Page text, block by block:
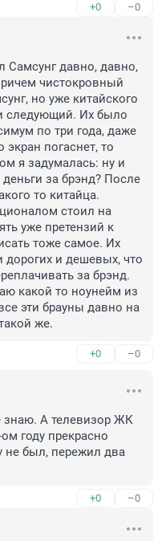
+0 –0
давно, давно,
чистокровный
но уже китайского
следующий. Их было
по три года, даже
погаснет, то
я задумалась: ну и
за брэнд? После
то китайца.
стоил на
уже претензий к
тоже самое. Их
и дешевых, что
за брэнд.
какой то ноунейм из
эти брауны давно на
же.
+0 –0
знаю. А телевизор ЖК
году прекрасно
не был, пережил два
+0 –0